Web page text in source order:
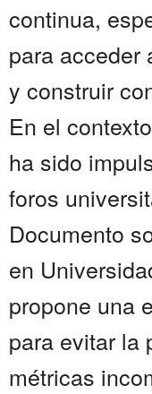
continua,
para acceder
y construir
En el
ha sido
foros
Documento
en
propone una
para evitar la
métricas